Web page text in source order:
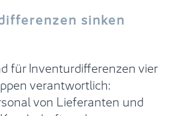
sinken
für Inventurdifferenzen vier
verantwortlich:
von Lieferanten und